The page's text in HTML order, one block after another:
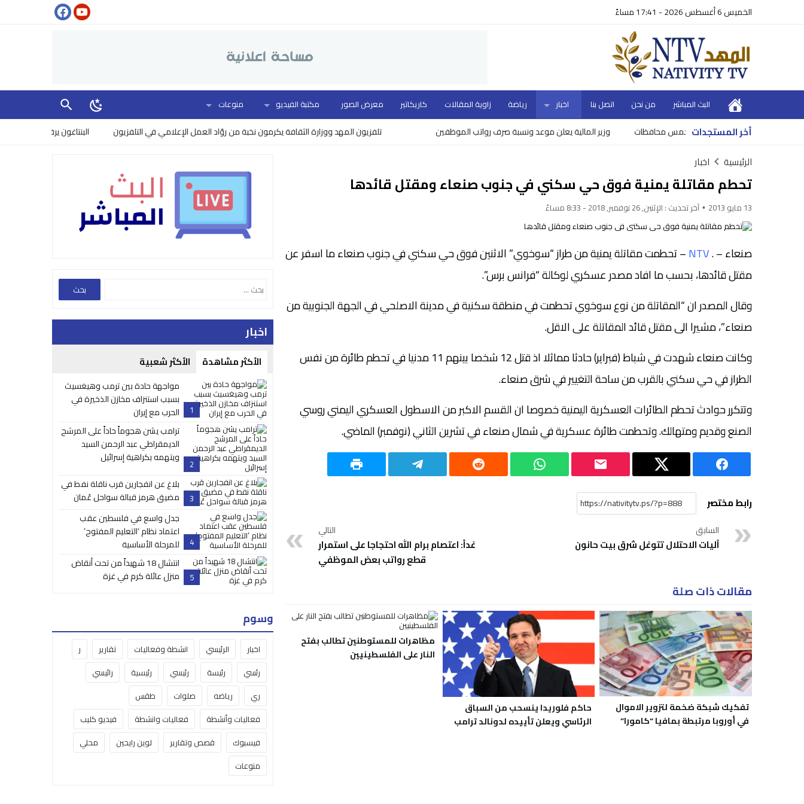
الخميس 6 أغسطس 2026 - 17:41 مساءً
البث المباشر من نحن اتصل بنا اخبار رياضة زاوية المقالات كاريكاتير معرض الصور مكتبة الفيديو منوعات
أخر المستجدات تلفزيون المهد ووزارة الثقافة يكرمون نخبة من روّاد العمل الإعلامي في التلفزيون البنتاغون يرفع مستوى الخطر: وزير المالية يعلن موعد ونسبة صرف رواتب الموظفين
الرئيسية اخبار
تحطم مقاتلة يمنية فوق حي سكني في جنوب صنعاء ومقتل قائدها
13 مايو 2013 آخر تحديث : الإثنين, 26 نوفمبر, 2018 - 8:33 مساءً
صنعاء – .NTV– تحطمت مقاتلة يمنية من طراز “سوخوي” الاثنين فوق حي سكني في جنوب صنعاء ما اسفر عن
مقتل قائدها، بحسب ما افاد مصدر عسكري لوكالة “فرانس برس”.
وقال المصدر ان “المقاتلة من نوع سوخوي تحطمت في منطقة سكنية في مدينة الاصلحي في الجهة الجنوبية من
صنعاء”، مشيرا الى مقتل قائد المقاتلة على الاقل.
وكانت صنعاء شهدت في شباط (فبراير) حادثا مماثلا اذ قتل 12 شخصا بينهم 11 مدنيا في تحطم طائرة من نفس
الطراز في حي سكني بالقرب من ساحة التغيير في شرق صنعاء.
وتتكرر حوادث تحطم الطائرات العسكرية اليمنية خصوصا ان القسم الاكبر من الاسطول العسكري اليمني روسي
الصنع وقديم ومتهالك. وتحطمت طائرة عسكرية في شمال صنعاء في تشرين الثاني (نوفمبر) الماضي.
رابط مختصر
السابق
آليات الاحتلال تتوغل شرق بيت حانون
التالي
غداً: اعتصام برام الله احتجاجا على استمرار
قطع رواتب بعض الموظفي
مقالات ذات صلة
تفكيك شبكة ضخمة لتزوير الاموال
في أوروبا مرتبطة بمافيا “كامورا”
حاكم فلوريدا ينسحب من السباق
الرئاسي ويعلن تأييده لدونالد ترامب
مظاهرات للمستوطنين تطالب بفتح
النار على الفلسطينيين
اخبار
الأكثر مشاهدة الأكثر شعبية
1
مواجهة حادة بين ترمب وهيغسيث
بسبب استنزاف مخازن الذخيرة في
الحرب مع إيران
2
ترامب يشن هجوماً حاداً على المرشح
الديمقراطي عبد الرحمن السيد
ويتهمه بكراهية إسرائيل
3
بلاغ عن انفجارين قرب ناقلة نفط في
مضيق هرمز قبالة سواحل عُمان
4
جدل واسع في فلسطين عقب
اعتماد نظام ‘التعليم المفتوح’
للمرحلة الأساسية
5
انتشال 18 شهيداً من تحت أنقاض
منزل عائلة كرم في غزة
وسوم
اخبار الرئيسي انشطة وفعاليات تقارير
ر
رئسي
رئيسة رئيسي رئيسية
رائيسي
ري
رياضه صلوات
طقس
فعاليات وأنشطة
فعاليات وانشطة
فيديو كليب
فيسبوك
قصص وتقارير لوين رايحين
محلي
منوعات